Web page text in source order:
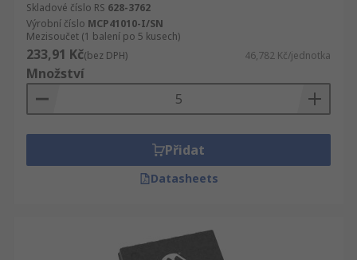
Skladové číslo RS 628-3762
Výrobní číslo MCP41010-I/SN
Mezisoučet (1 balení po 5 kusech)
233,91 Kč(bez DPH) 46,782 Kč/jednotka
Množství
Přidat
Datasheets